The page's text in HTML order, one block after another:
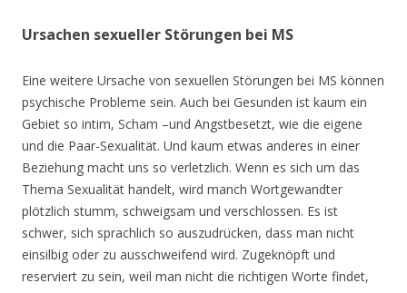
Ursachen sexueller Störungen bei MS
Eine weitere Ursache von sexuellen Störungen bei MS können
psychische Probleme sein. Auch bei Gesunden ist kaum ein
Gebiet so intim, Scham –und Angstbesetzt, wie die eigene
und die Paar-Sexualität. Und kaum etwas anderes in einer
Beziehung macht uns so verletzlich. Wenn es sich um das
Thema Sexualität handelt, wird manch Wortgewandter
plötzlich stumm, schweigsam und verschlossen. Es ist
schwer, sich sprachlich so auszudrücken, dass man nicht
einsilbig oder zu ausschweifend wird. Zugeknöpft und
reserviert zu sein, weil man nicht die richtigen Worte findet,